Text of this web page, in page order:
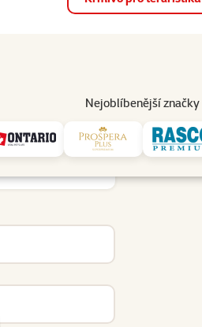
Nejoblíbenější značky
Prodejny Služby
Uživatel - přihlášení